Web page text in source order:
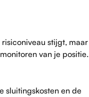
stijgt, maar
van je positie.
sluitingskosten en de